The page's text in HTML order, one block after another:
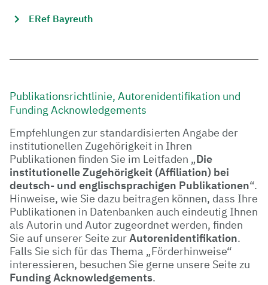
ERef Bayreuth
Publikationsrichtlinie, Autorenidentifikation und
Funding Acknowledgements
Empfehlungen zur standardisierten Angabe der
institutionellen Zugehörigkeit in Ihren
Publikationen finden Sie im Leitfaden „Die
institutionelle Zugehörigkeit (Affiliation) bei
deutsch- und englischsprachigen Publikationen“.
Hinweise, wie Sie dazu beitragen können, dass Ihre
Publikationen in Datenbanken auch eindeutig Ihnen
als Autorin und Autor zugeordnet werden, finden
Sie auf unserer Seite zurAutorenidentifikation.
Falls Sie sich für das Thema „Förderhinweise“
interessieren, besuchen Sie gerne unsere Seite zu
Funding Acknowledgements.